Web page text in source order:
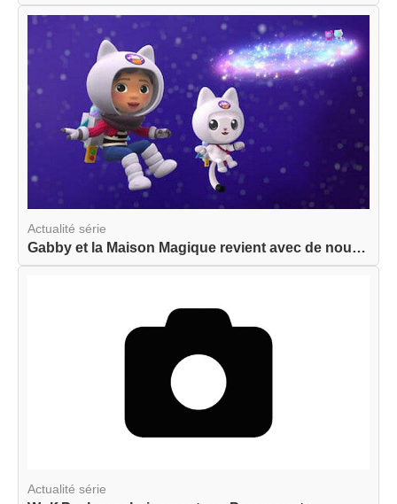
Actualité série
Gabby et la Maison Magique revient avec de nouve...
Actualité série